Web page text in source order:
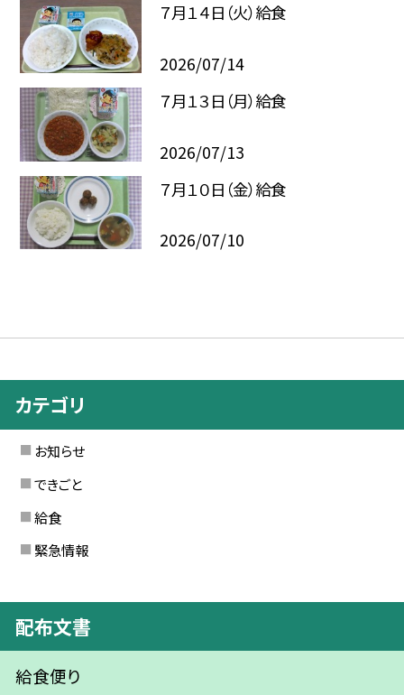
７月１４日（火）給食
2026/07/14
７月１３日（月）給食
2026/07/13
７月１０日（金）給食
2026/07/10
カテゴリ
お知らせ
できごと
給食
緊急情報
配布文書
給食便り